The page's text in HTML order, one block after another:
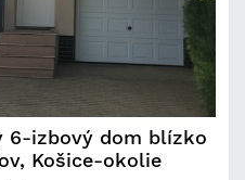
6-izbový dom blízko
Košice-okolie